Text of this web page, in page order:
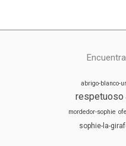
abrigo-blanco-
respetuoso
mordedor-sophie
sophie-la-